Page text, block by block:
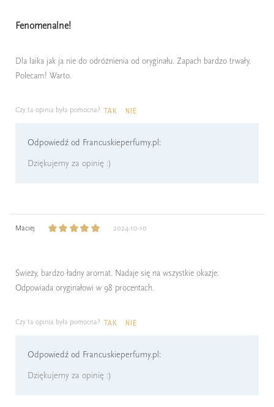
Fenomenalne!
Dla laika jak ja nie do odróżnienia od oryginału. Zapach bardzo trwały.
Polecam! Warto.
Czy ta opinia była pomocna? TAK NIE
Odpowiedź od Francuskieperfumy.pl:
Dziękujemy za opinię :)
Maciej 2024-10-10
Świeży, bardzo ładny aromat. Nadaje się na wszystkie okazje.
Odpowiada oryginałowi w 98 procentach.
Czy ta opinia była pomocna? TAK NIE
Odpowiedź od Francuskieperfumy.pl:
Dziękujemy za opinię :)